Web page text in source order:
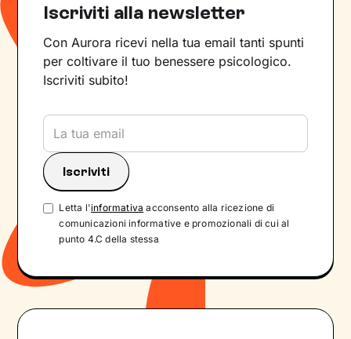
Iscriviti alla newsletter
Con Aurora ricevi nella tua email tanti spunti
per coltivare il tuo benessere psicologico.
Iscriviti subito!
Letta l'informativa acconsento alla ricezione di
comunicazioni informative e promozionali di cui al
punto 4.C della stessa